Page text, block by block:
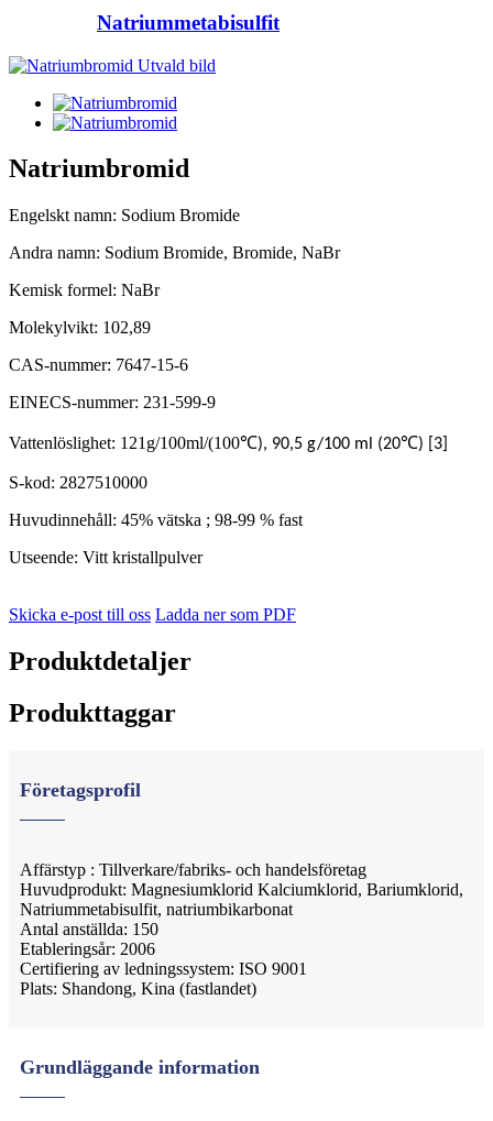
Natriummetabisulfit
Natriumbromid
Engelskt namn: Sodium Bromide
Andra namn: Sodium Bromide, Bromide, NaBr
Kemisk formel: NaBr
Molekylvikt: 102,89
CAS-nummer: 7647-15-6
EINECS-nummer: 231-599-9
Vattenlöslighet: 121g/100ml/(100℃), 90,5 g/100 ml (20℃) [3]
S-kod: 2827510000
Huvudinnehåll: 45% vätska ; 98-99 % fast
Utseende: Vitt kristallpulver
Skicka e-post till oss Ladda ner som PDF
Produktdetaljer
Produkttaggar
Företagsprofil
Affärstyp : Tillverkare/fabriks- och handelsföretag
Huvudprodukt: Magnesiumklorid Kalciumklorid, Bariumklorid,
Natriummetabisulfit, natriumbikarbonat
Antal anställda: 150
Etableringsår: 2006
Certifiering av ledningssystem: ISO 9001
Plats: Shandong, Kina (fastlandet)
Grundläggande information